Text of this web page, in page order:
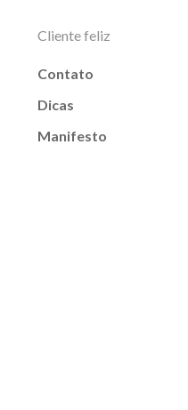
Cliente feliz
Contato
Dicas
Manifesto